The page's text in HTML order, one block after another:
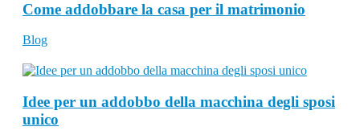
Come addobbare la casa per il matrimonio
Blog
Idee per un addobbo della macchina degli sposi
unico